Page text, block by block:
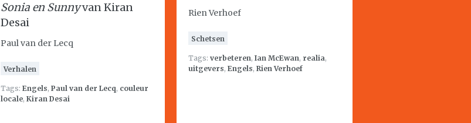
Sonia en Sunnyvan Kiran
Desai
Paul van der Lecq
Verhalen
Tags: Engels, Paul van der Lecq, couleur
locale, Kiran Desai
Rien Verhoef
Schetsen
Tags: verbeteren, Ian McEwan, realia,
uitgevers, Engels, Rien Verhoef